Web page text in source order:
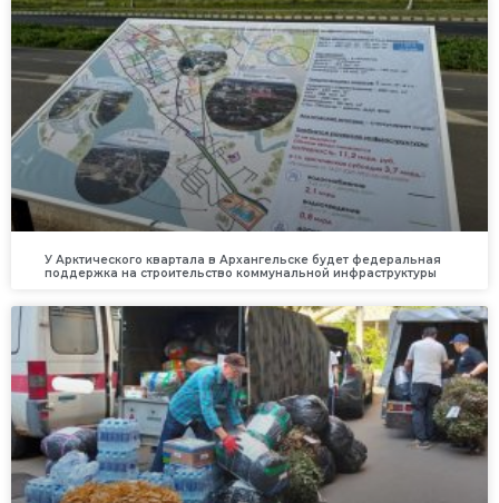
У Арктического квартала в Архангельске будет федеральная
поддержка на строительство коммунальной инфраструктуры